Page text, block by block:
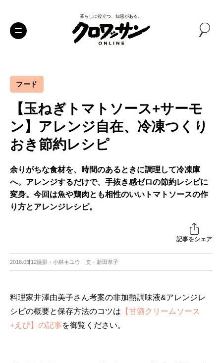
暮らしに役立つ、知恵がある。
フード
【玉ねぎトマトソース+サーモ
ン】アレンジ自在、冷凍つくり
おき節約レシピ
余りがちな食材を、時間のあるときに調理して冷凍庫
へ。アレンジするだけで、手抜き感ゼロの節約レシピに
変身。今回は魚や鶏肉とも相性のいいトマトソースの作
り方とアレンジレシピ。
記事をシェア
2018.03.12撮影・小林キユウ 文・新田草子
料理家井澤由美子さん考案の非加熱調味液&アレンジレ
シピの概要と保存方法のコツは 【甘酒クリームソース
+えび】の記事を御覧ください。